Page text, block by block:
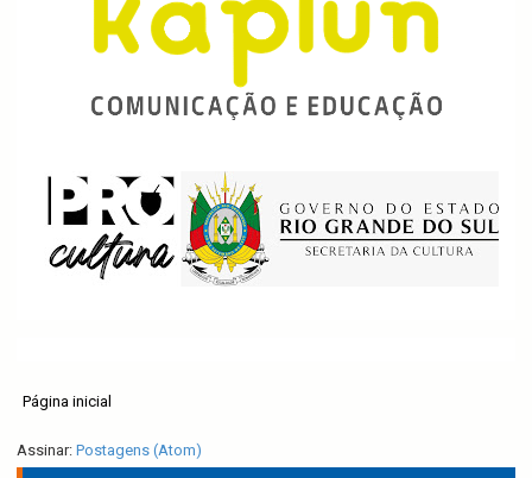
Página inicial
Assinar: Postagens (Atom)